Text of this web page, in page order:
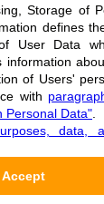
[Questions
Moskva,
of
Storage of
defines
User Data
information
of Users'
with
Personal Data"
data,
Accept